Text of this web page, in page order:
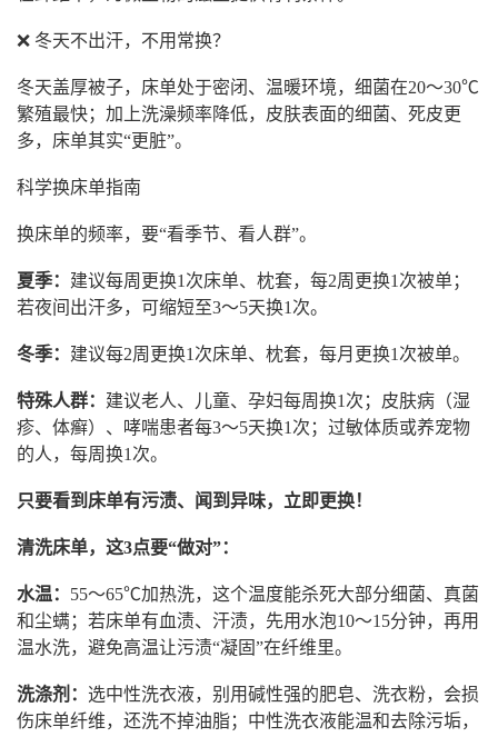
❌ 冬天不出汗，不用常换？
冬天盖厚被子，床单处于密闭、温暖环境，细菌在20～30℃
繁殖最快；加上洗澡频率降低，皮肤表面的细菌、死皮更
多，床单其实“更脏”。
科学换床单指南
换床单的频率，要“看季节、看人群”。
夏季： 建议每周更换1次床单、枕套，每2周更换1次被单；
若夜间出汗多，可缩短至3～5天换1次。
冬季： 建议每2周更换1次床单、枕套，每月更换1次被单。
特殊人群： 建议老人、儿童、孕妇每周换1次；皮肤病（湿
疹、体癣）、哮喘患者每3～5天换1次；过敏体质或养宠物
的人，每周换1次。
只要看到床单有污渍、闻到异味，立即更换！
清洗床单，这3点要“做对”：
水温： 55～65℃加热洗，这个温度能杀死大部分细菌、真菌
和尘螨；若床单有血渍、汗渍，先用水泡10～15分钟，再用
温水洗，避免高温让污渍“凝固”在纤维里。
洗涤剂： 选中性洗衣液，别用碱性强的肥皂、洗衣粉，会损
伤床单纤维，还洗不掉油脂；中性洗衣液能温和去除污垢，